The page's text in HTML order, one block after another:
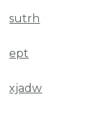
sutrh
ept
xjadw